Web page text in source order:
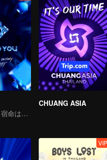
青春を共に！宿命は永遠に！
CHUANG ASIA
VIP